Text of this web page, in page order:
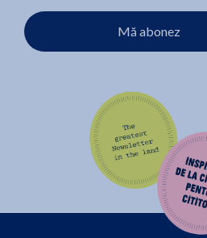
Mă abonez